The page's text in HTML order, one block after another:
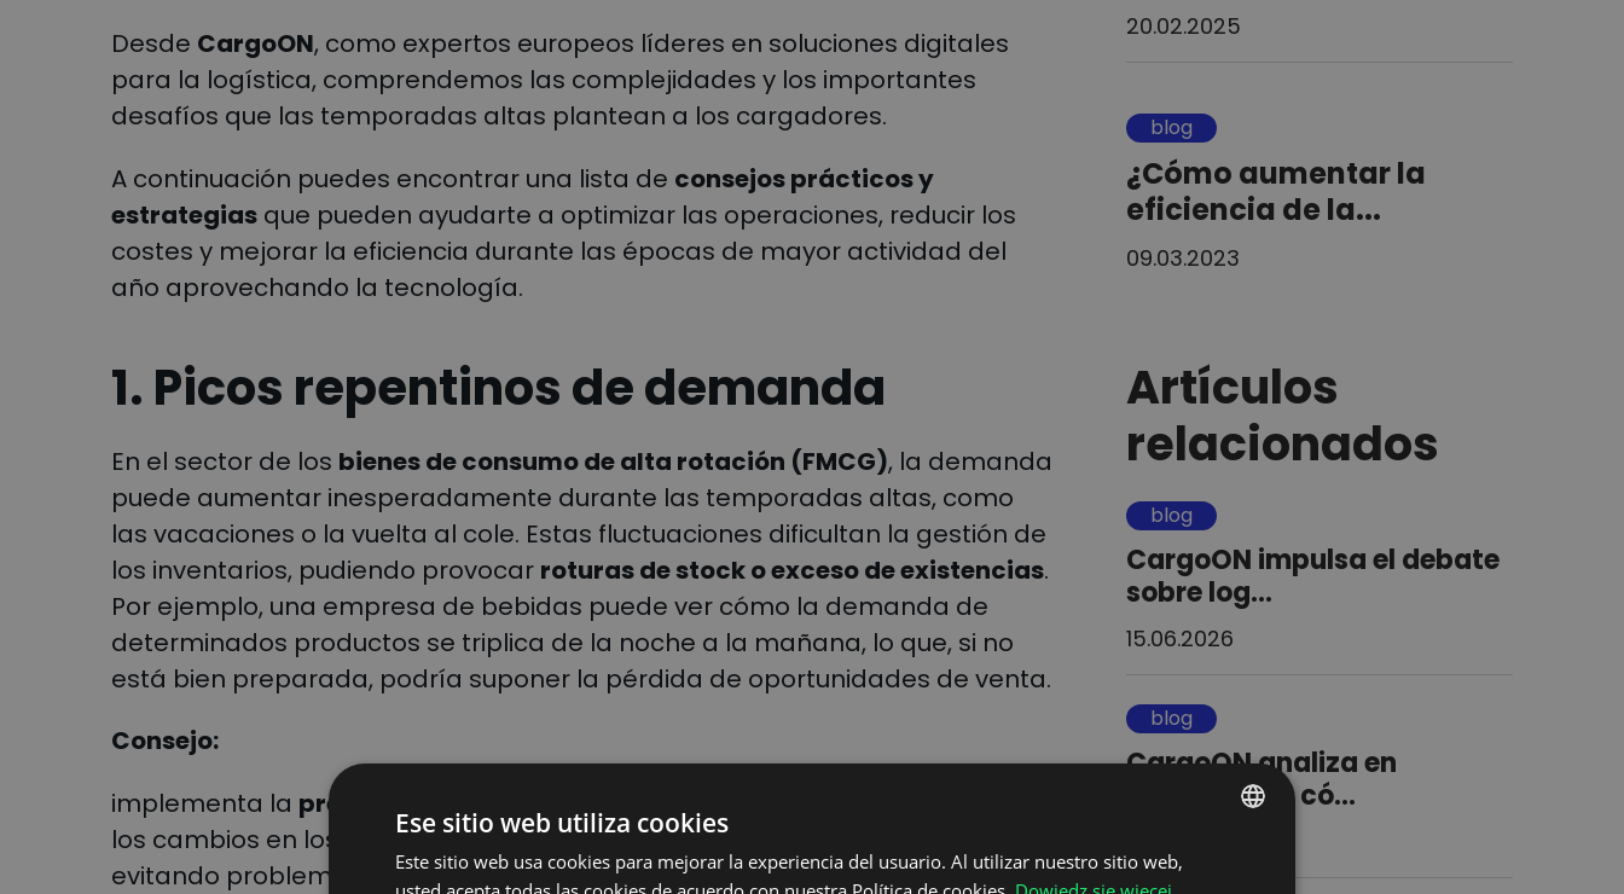
Desde CargoON, como expertos europeos líderes en soluciones digitales
para la logística, comprendemos las complejidades y los importantes
desafíos que las temporadas altas plantean a los cargadores.
A continuación puedes encontrar una lista de consejos prácticos y
estrategias que pueden ayudarte a optimizar las operaciones, reducir los
costes y mejorar la eficiencia durante las épocas de mayor actividad del
año aprovechando la tecnología.
1. Picos repentinos de demanda
En el sector de los bienes de consumo de alta rotación (FMCG), la demanda
puede aumentar inesperadamente durante las temporadas altas, como
las vacaciones o la vuelta al cole. Estas fluctuaciones dificultan la gestión de
los inventarios, pudiendo provocar roturas de stock o exceso de existencias.
Por ejemplo, una empresa de bebidas puede ver cómo la demanda de
determinados productos se triplica de la noche a la mañana, lo que, si no
está bien preparada, podría suponer la pérdida de oportunidades de venta.
Consejo:
implementa la previsión de la demanda basada en IA
los cambios en los pedidos y poder ajustarte a los cambios en tiempo real,
evitando problemas de stock. Además, con herramientas de asignación de
20.02.2025
blog
¿Cómo aumentar la
eficiencia de la...
09.03.2023
Artículos
relacionados
blog
CargoON impulsa el debate
sobre log...
15.06.2026
blog
CargoON analiza en
Digitaliza 26 có...
POLISH
Ese sitio web utiliza cookies
Este sitio web usa cookies para mejorar la experiencia del usuario. Al utilizar nuestro sitio web,